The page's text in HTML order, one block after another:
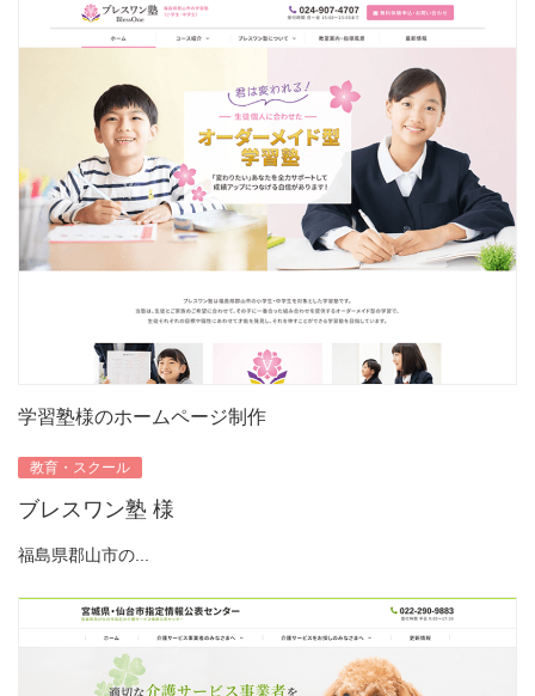
学習塾様のホームページ制作
教育・スクール
ブレスワン塾 様
福島県郡山市の...